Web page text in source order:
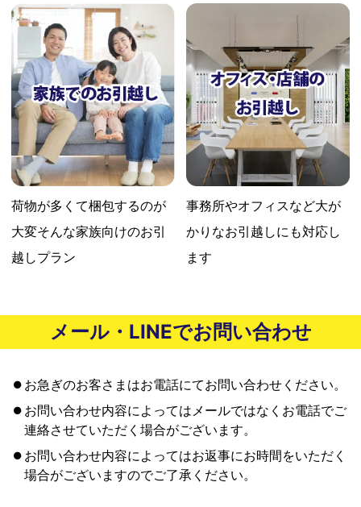
荷物が多くて梱包するのが
大変そんな家族向けのお引
越しプラン
事務所やオフィスなど大が
かりなお引越しにも対応し
ます
メール・LINEでお問い合わせ
お急ぎのお客さまはお電話にてお問い合わせください。
お問い合わせ内容によってはメールではなくお電話でご
連絡させていただく場合がございます。
お問い合わせ内容によってはお返事にお時間をいただく
場合がございますのでご了承ください。